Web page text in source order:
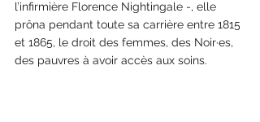
l’infirmière Florence Nightingale -, elle
prôna pendant toute sa carrière entre 1815
et 1865, le droit des femmes, des Noir·es,
des pauvres à avoir accès aux soins.